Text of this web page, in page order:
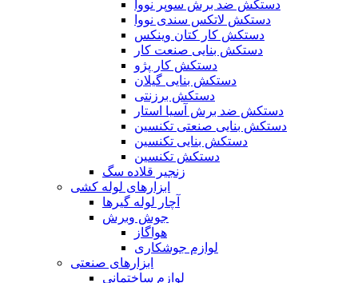
دستکش ضد برش سوپر نووا
دستکش لاتکس سندی نووا
دستکش کار کتان وینکس
دستکش بنایی صنعت کار
دستکش کار پژو
دستکش بنایی گیلان
دستکش برزنتی
دستکش ضد برش آسیا استار
دستکش بنایی صنعتی تکنسین
دستکش بنایی تکنسین
دستکش تکنسین
زنجیر قلاده سگ
ابزارهای لوله کشی
آچار لوله گیرها
جوش وبرش
هواگاز
لوازم جوشکاری
ابزارهای صنعتی
لوازم ساختمانی